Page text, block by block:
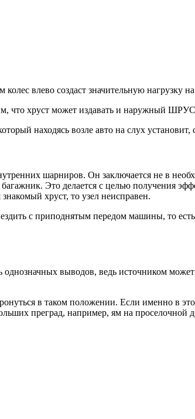
влево создаст значительную нагрузку
что хруст может издавать и наружный ШРУС
находясь возле авто на слух установит,
шарниров. Он заключается не в
Это делается с целью получения
хруст, то узел неисправен.
с приподнятым передом машины, то
выводов, ведь источником
в таком положении. Если именно в
преград, например, ям на